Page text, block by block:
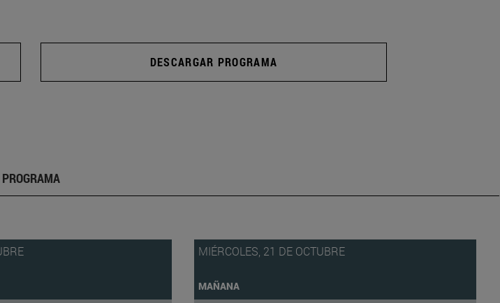
DESCARGAR PROGRAMA
PROGRAMA
MIÉRCOLES, 21 DE OCTUBRE
MAÑANA